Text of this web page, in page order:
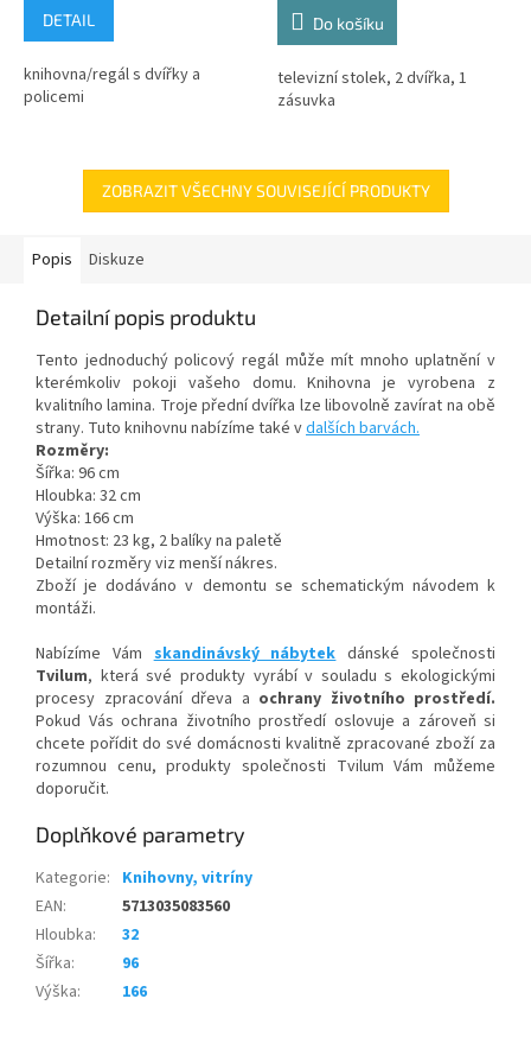
DETAIL
knihovna/regál s dvířky a
policemi
Do košíku
televizní stolek, 2 dvířka, 1
zásuvka
ZOBRAZIT VŠECHNY SOUVISEJÍCÍ PRODUKTY
Popis Diskuze
Detailní popis produktu
Tento jednoduchý policový regál může mít mnoho uplatnění v
kterémkoliv pokoji vašeho domu. Knihovna je vyrobena z
kvalitního lamina. Troje přední dvířka lze libovolně zavírat na obě
strany. Tuto knihovnu nabízíme také vdalších barvách.
Rozměry:
Šířka: 96 cm
Hloubka: 32 cm
Výška: 166 cm
Hmotnost: 23 kg, 2 balíky na paletě
Detailní rozměry viz menší nákres.
Zboží je dodáváno v demontu se schematickým návodem k
montáži.
Nabízíme Vám skandinávský nábytek dánské společnosti
Tvilum, která své produkty vyrábí v souladu s ekologickými
procesy zpracování dřeva a ochrany životního prostředí.
Pokud Vás ochrana životního prostředí oslovuje a zároveň si
chcete pořídit do své domácnosti kvalitně zpracované zboží za
rozumnou cenu, produkty společnosti Tvilum Vám můžeme
doporučit.
Doplňkové parametry
Kategorie: Knihovny, vitríny
EAN:
5713035083560
Hloubka:
32
Šířka:
96
Výška: 166